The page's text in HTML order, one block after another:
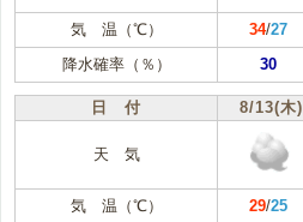
気 温（℃） 34/27
降水確率（％）
30
日 付 8/13(木)
天 気
気 温（℃） 29/25